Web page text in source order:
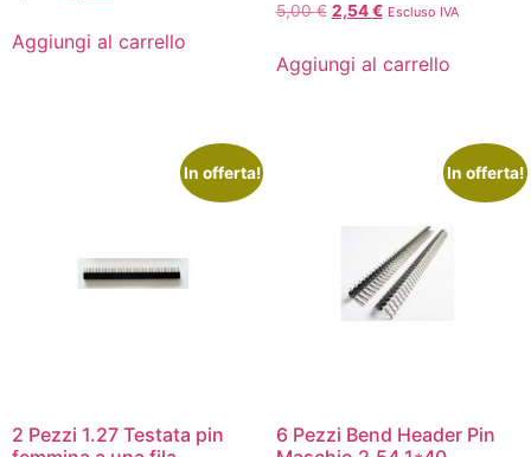
Aggiungi al carrello
5,00€ 2,54€ Escluso IVA
Aggiungi al carrello
In offerta!
2 Pezzi 1.27 Testata pin
In offerta!
6 Pezzi Bend Header Pin